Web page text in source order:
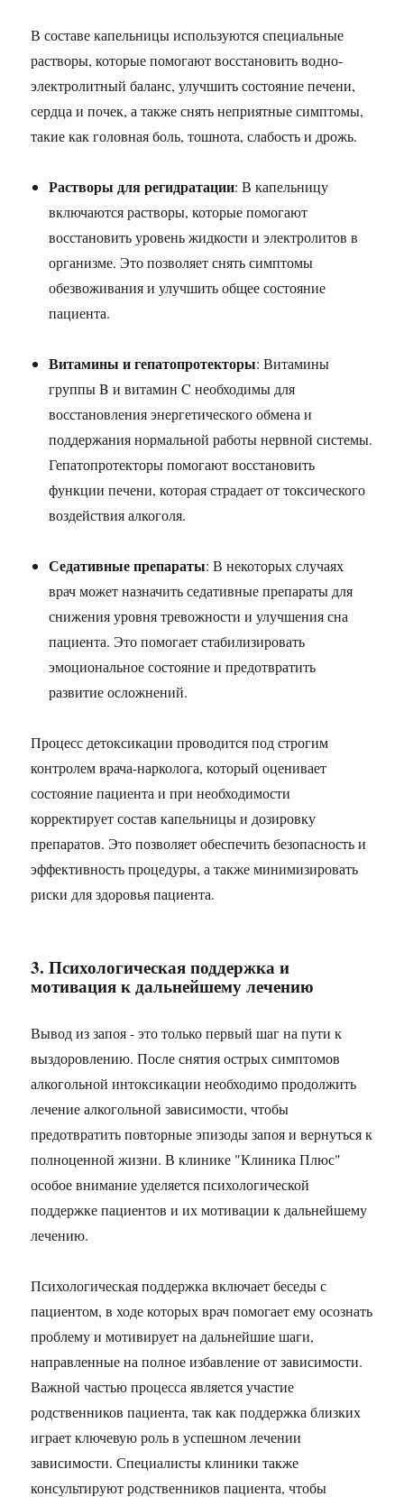
В составе капельницы используются специальные
растворы, которые помогают восстановить водно-
электролитный баланс, улучшить состояние печени,
сердца и почек, а также снять неприятные симптомы,
такие как головная боль, тошнота, слабость и дрожь.
Растворы для регидратации: В капельницу
включаются растворы, которые помогают
восстановить уровень жидкости и электролитов в
организме. Это позволяет снять симптомы
обезвоживания и улучшить общее состояние
пациента.
Витамины и гепатопротекторы: Витамины
группы B и витамин C необходимы для
восстановления энергетического обмена и
поддержания нормальной работы нервной системы.
Гепатопротекторы помогают восстановить
функции печени, которая страдает от токсического
воздействия алкоголя.
Седативные препараты: В некоторых случаях
врач может назначить седативные препараты для
снижения уровня тревожности и улучшения сна
пациента. Это помогает стабилизировать
эмоциональное состояние и предотвратить
развитие осложнений.
Процесс детоксикации проводится под строгим
контролем врача-нарколога, который оценивает
состояние пациента и при необходимости
корректирует состав капельницы и дозировку
препаратов. Это позволяет обеспечить безопасность и
эффективность процедуры, а также минимизировать
риски для здоровья пациента.
3. Психологическая поддержка и
мотивация к дальнейшему лечению
Вывод из запоя - это только первый шаг на пути к
выздоровлению. После снятия острых симптомов
алкогольной интоксикации необходимо продолжить
лечение алкогольной зависимости, чтобы
предотвратить повторные эпизоды запоя и вернуться к
полноценной жизни. В клинике "Клиника Плюс"
особое внимание уделяется психологической
поддержке пациентов и их мотивации к дальнейшему
лечению.
Психологическая поддержка включает беседы с
пациентом, в ходе которых врач помогает ему осознать
проблему и мотивирует на дальнейшие шаги,
направленные на полное избавление от зависимости.
Важной частью процесса является участие
родственников пациента, так как поддержка близких
играет ключевую роль в успешном лечении
зависимости. Специалисты клиники также
консультируют родственников пациента, чтобы